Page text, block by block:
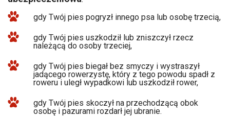
gdy Twój pies pogryzł innego psa lub osobę trzecią,
gdy Twój pies uszkodził lub zniszczył rzecz
należącą do osoby trzeciej,
gdy Twój pies biegał bez smyczy i wystraszył
jadącego rowerzystę, który z tego powodu spadł z
roweru i uległ wypadkowi lub uszkodził rower,
gdy Twój pies skoczył na przechodzącą obok
osobę i pazurami rozdarł jej ubranie.